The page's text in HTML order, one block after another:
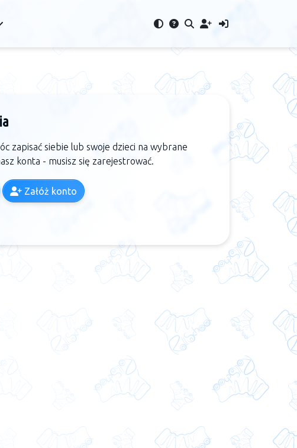
zapisać siebie lub swoje dzieci na wybrane
konta - musisz się zarejestrować.
Załóż konto